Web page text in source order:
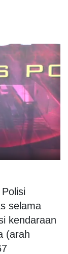
selama
kendaraan
(arah